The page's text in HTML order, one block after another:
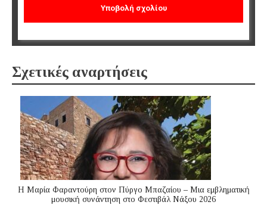
Σχετικές αναρτήσεις
Η Μαρία Φαραντούρη στον Πύργο Μπαζαίου – Μια εμβληματική
μουσική συνάντηση στο Φεστιβάλ Νάξου 2026